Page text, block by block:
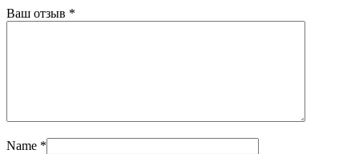
Ваш отзыв *
Name *